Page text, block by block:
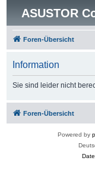
ASUSTOR
Foren-Übersicht
Information
Sie sind leider nicht
Foren-Übersicht
Powered by